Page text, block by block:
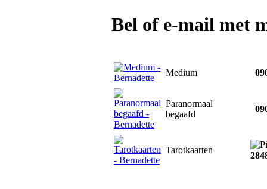
Bel of e-mail met
Medium
Paranormaal
begaafd
Tarotkaarten